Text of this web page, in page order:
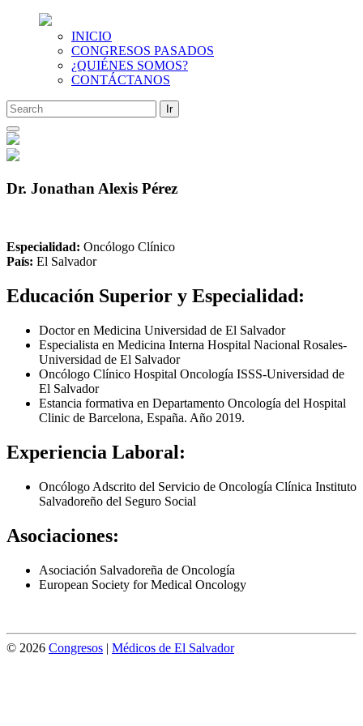
INICIO
CONGRESOS PASADOS
¿QUIÉNES SOMOS?
CONTÁCTANOS
Saltar
al
contenido
Dr. Jonathan Alexis Pérez
Especialidad: Oncólogo Clínico
País: El Salvador
Educación Superior y Especialidad:
Doctor en Medicina Universidad de El Salvador
Especialista en Medicina Interna Hospital Nacional Rosales-
Universidad de El Salvador
Oncólogo Clínico Hospital Oncología ISSS-Universidad de
El Salvador
Estancia formativa en Departamento Oncología del Hospital
Clinic de Barcelona, España. Año 2019.
Experiencia Laboral:
Oncólogo Adscrito del Servicio de Oncología Clínica Instituto
Salvadoreño del Seguro Social
Asociaciones:
Asociación Salvadoreña de Oncología
European Society for Medical Oncology
© 2026 Congresos | Médicos de El Salvador